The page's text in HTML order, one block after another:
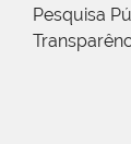
Pesquisa